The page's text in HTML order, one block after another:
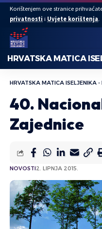
Korištenjem ove stranice
privatnosti i Uvjete korištenja.
HRVATSKA MATICA
HRVATSKA MATICA ISELJENIKA -
40.
Zajednice
NOVOSTI2. LIPNJA 2015.